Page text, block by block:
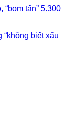
tấn” 5.300
biết xấu